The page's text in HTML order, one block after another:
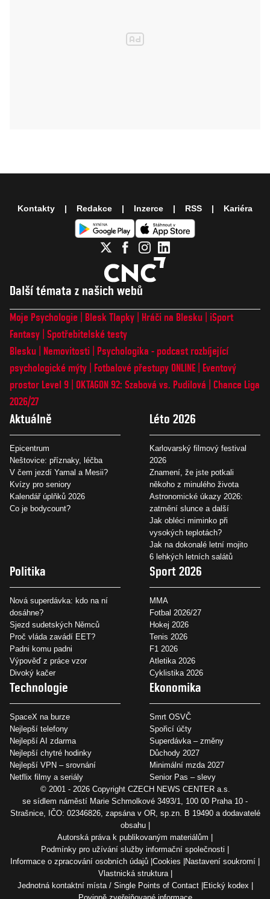
Další témata z našich webů
Moje Psychologie Blesk Tlapky Hráči na Blesku
iSport
Fantasy Spotřebitelské testy
Blesku
Nemovitosti
Psychologika - podcast rozbíjející
psychologické mýty
Fotbalové přestupy ONLINE
Eventový
prostor Level 9 OKTAGON 92: Szabová vs. Pudilová
Chance Liga
2026/27
Aktuálně
Epicentrum
Neštovice: příznaky, léčba
V čem jezdí Yamal a Mesii?
Kvízy pro seniory
Kalendář úplňků 2026
Co je bodycount?
Léto 2026
Karlovarský filmový festival
2026
Znamení, že jste potkali
někoho z minulého života
Astronomické úkazy 2026:
zatmění slunce a další
Jak obléci miminko při
vysokých teplotách?
Jak na dokonalé letní mojito
6 lehkých letních salátů
Politika
Nová superdávka: kdo na ní
dosáhne?
Sjezd sudetských Němců
Proč vláda zavádí EET?
Padni komu padni
Výpověď z práce vzor
Divoký kačer
Sport 2026
MMA
Fotbal 2026/27
Hokej 2026
Tenis 2026
F1 2026
Atletika 2026
Cyklistika 2026
Technologie
SpaceX na burze
Nejlepší telefony
Nejlepší AI zdarma
Nejlepší chytré hodinky
Nejlepší VPN – srovnání
Netflix filmy a seriály
Ekonomika
Smrt OSVČ
Spořicí účty
Superdávka – změny
Důchody 2027
Minimální mzda 2027
Senior Pas – slevy
Kontakty Redakce Inzerce RSS Kariéra
© 2001 - 2026 Copyright CZECH NEWS CENTER a.s.
se sídlem náměstí Marie Schmolkové 3493/1, 100 00 Praha 10 -
Strašnice, IČO: 02346826, zapsána v OR, sp.zn. B 19490 a dodavatelé
obsahu
Autorská práva k publikovaným materiálům
Podmínky pro užívání služby informační společnosti
Informace o zpracování osobních údajů Cookies Nastavení soukromí
Vlastnická struktura
Jednotná kontaktní místa / Single Points of Contact Etický kodex